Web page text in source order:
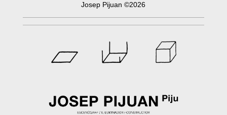
Josep Pijuan ©2026